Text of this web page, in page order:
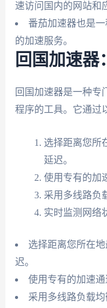
速访问国内的网站和
番茄加速器也是
的加速服务。
回国加速器
回国加速器是一种专
程序的工具。它通过
选择距离您所
延迟。
使用专有的加
采用多线路负
实时监测网络
选择距离您所在
迟。
使用专有的加速通
采用多线路负载均